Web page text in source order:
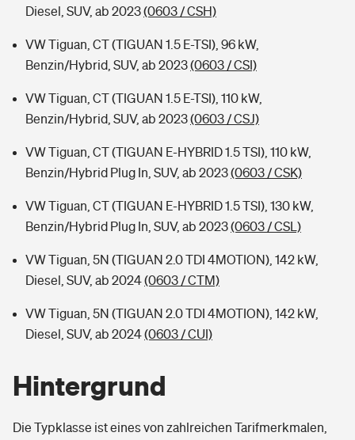
Diesel, SUV, ab 2023(0603 / CSH)
VW Tiguan, CT (TIGUAN 1.5 E-TSI), 96 kW,
Benzin/Hybrid, SUV, ab 2023(0603 / CSI)
VW Tiguan, CT (TIGUAN 1.5 E-TSI), 110 kW,
Benzin/Hybrid, SUV, ab 2023(0603 / CSJ)
VW Tiguan, CT (TIGUAN E-HYBRID 1.5 TSI), 110 kW,
Benzin/Hybrid Plug In, SUV, ab 2023(0603 / CSK)
VW Tiguan, CT (TIGUAN E-HYBRID 1.5 TSI), 130 kW,
Benzin/Hybrid Plug In, SUV, ab 2023(0603 / CSL)
VW Tiguan, 5N (TIGUAN 2.0 TDI 4MOTION), 142 kW,
Diesel, SUV, ab 2024(0603 / CTM)
VW Tiguan, 5N (TIGUAN 2.0 TDI 4MOTION), 142 kW,
Diesel, SUV, ab 2024(0603 / CUI)
Hintergrund
Die Typklasse ist eines von zahlreichen Tarifmerkmalen,